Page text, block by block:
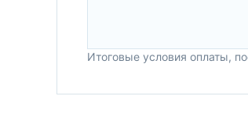
Итоговые условия оплаты,